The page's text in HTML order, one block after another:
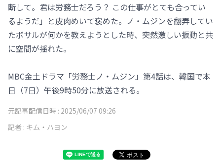
断して。君は労務士だろう？ この仕事がとても合ってい
るようだ」と皮肉めいて褒めた。ノ・ムジンを翻弄してい
たボサルが何かを教えようとした時、突然激しい振動と共
に空間が揺れた。
MBC金土ドラマ「労務士ノ・ムジン」第4話は、韓国で本
日（7日）午後9時50分に放送される。
元記事配信日時 : 2025/06/07 09:26
記者 : キム・ハヨン